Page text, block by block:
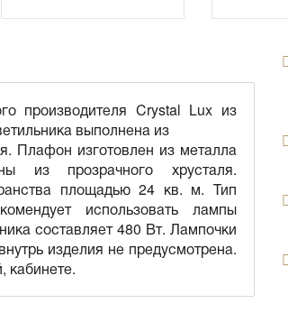
производителя Crystal Lux из
выполнена из
Плафон изготовлен из металла
из прозрачного хрусталя.
площадью 24 кв. м. Тип
использовать лампы
составляет 480 Вт. Лампочки
изделия не предусмотрена.
кабинете.